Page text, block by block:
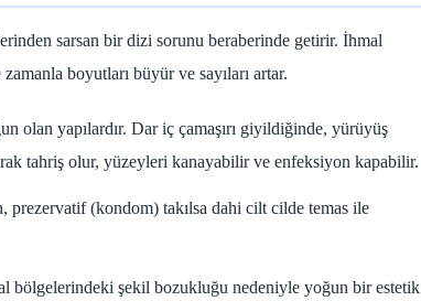
sarsan bir dizi sorunu beraberinde getirir. İhmal
boyutları büyür ve sayıları artar.
olan yapılardır. Dar iç çamaşırı giyildiğinde, yürüyüş
tahriş olur, yüzeyleri kanayabilir ve enfeksiyon kapabilir.
(kondom) takılsa dahi cilt cilde temas ile
bölgelerindeki şekil bozukluğu nedeniyle yoğun bir estetik